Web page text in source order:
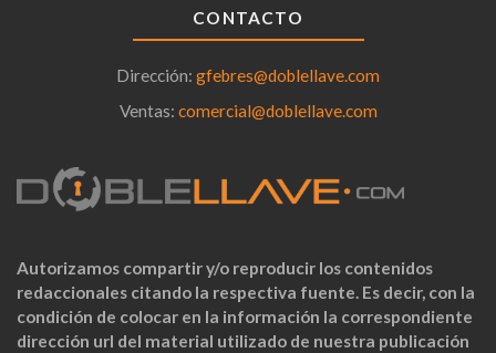
CONTACTO
Dirección: gfebres@doblellave.com
Ventas: comercial@doblellave.com
Autorizamos compartir y/o reproducir los contenidos
redaccionales citando la respectiva fuente. Es decir, con la
condición de colocar en la información la correspondiente
dirección url del material utilizado de nuestra publicación